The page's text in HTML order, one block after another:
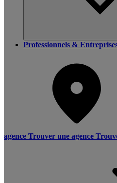
Professionnels &
agence Trouver une agence